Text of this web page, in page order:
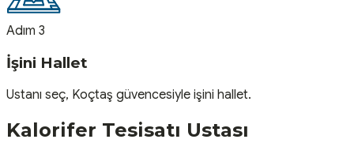
Adım 3
İşini Hallet
Ustanı seç, Koçtaş güvencesiyle işini hallet.
Kalorifer Tesisatı Ustası